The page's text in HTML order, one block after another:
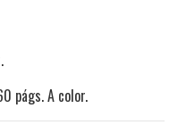
págs. A color.